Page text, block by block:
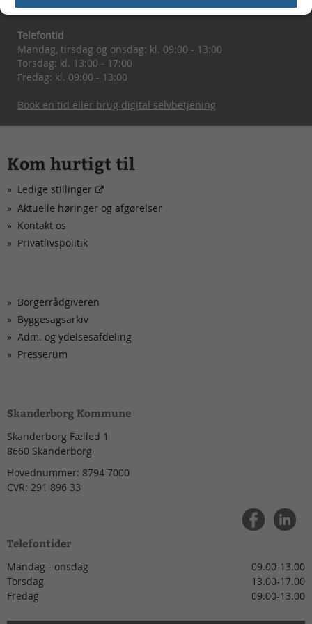
8794 7000
Telefontid
Mandag, tirsdag og onsdag: kl. 09:00 - 13:00
Torsdag: kl. 13:00 - 17:00
Fredag: kl. 09:00 - 13:00
Book en tid eller brug digital selvbetjening
Kom hurtigt til
Ledige stillinger
Aktuelle høringer og afgørelser
Kontakt os
Privatlivspolitik
Borgerrådgiveren
Byggesagsarkiv
Adm. og ydelsesafdeling
Presserum
Skanderborg Kommune
Skanderborg Fælled 1
8660 Skanderborg
Hovednummer: 8794 7000
CVR: 291 896 33
Telefontider
Mandag - onsdag
09.00-13.00
Torsdag
13.00-17.00
Fredag
09.00-13.00